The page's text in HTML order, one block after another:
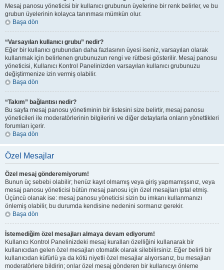
Mesaj panosu yöneticisi bir kullanıcı grubunun üyelerine bir renk belirler, ve bu
grubun üyelerinin kolayca tanınması mümkün olur.
Başa dön
“Varsayılan kullanıcı grubu” nedir?
Eğer bir kullanıcı grubundan daha fazlasının üyesi iseniz, varsayılan olarak
kullanmak için belirlenen grubunuzun rengi ve rütbesi gösterilir. Mesaj panosu
yöneticisi, Kullanıcı Kontrol Panelinizden varsayılan kullanıcı grubunuzu
değiştirmenize izin vermiş olabilir.
Başa dön
“Takım” bağlantısı nedir?
Bu sayfa mesaj panosu yönetiminin bir listesini size belirtir, mesaj panosu
yöneticileri ile moderatörlerinin bilgilerini ve diğer detaylarla onların yönettikleri
forumları içerir.
Başa dön
Özel Mesajlar
Özel mesaj gönderemiyorum!
Bunun üç sebebi olabilir; henüz kayıt olmamış veya giriş yapmamışsınız, veya
mesaj panosu yöneticisi bütün mesaj panosu için özel mesajları iptal etmiş.
Üçüncü olanak ise: mesaj panosu yöneticisi sizin bu imkanı kullanmanızı
önlemiş olabilir, bu durumda kendisine nedenini sormanız gerekir.
Başa dön
İstemediğim özel mesajları almaya devam ediyorum!
Kullanıcı Kontrol Panelinizdeki mesaj kuralları özelliğini kullanarak bir
kullanıcıdan gelen özel mesajları otomatik olarak silebilirsiniz. Eğer belirli bir
kullanıcıdan küfürlü ya da kötü niyetli özel mesajlar alıyorsanız, bu mesajları
moderatörlere bildirin; onlar özel mesaj gönderen bir kullanıcıyı önleme